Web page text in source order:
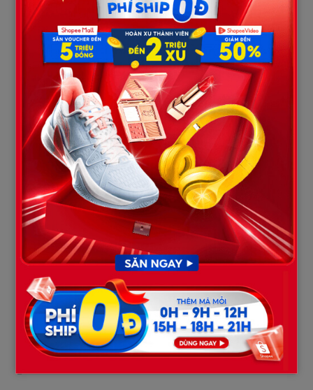
xi:;n tiền đi chợ”. Nhưng Hùng đã nhầm… chỉ 5 phút sau…
Cánh cửa phòng ngủ bật mở. Ngọc bước ra, nhưng không phải
trong bộ đồ bộ sờn cũ hay mái tóc búi vội. Cô diện chiếc váy đỏ
ôm sát – thiết kế tâm đắc nhất thời còn làm nghề mà cô từng
nâng niu cất kỹ trong tủ. Mái tóc được xõa tung, lớp trang điểm
sắc sảo che đi vẻ mệt mỏi, đôi môi đỏ thắm nở nụ cười lạnh lùng.
Tay cô xách vali, tay kia dắt đứa con gái nhỏ đã tỉnh giấc.
Hùng chưa kịp há hốc mồm kinh ngạc thì tiếng động cơ gầm rú
vang lên ngay trước cổng. Ánh đèn pha từ dàn xe sang rọi thẳng
vào nhà, sáng rực cả một vùng.
“Biến căng” bắt đầu: Sự xuất hiện của những
người lạ mặt
Hùng loạng choạng bước ra sân, định quát tháo ai dám gây mất
trật tự, nhưng bước chân hắn khựng lại. Đứng trước cửa là ba
người đàn ông mặc suit đen lịch lãm, phong thái át cả người. Đi
đầu là một người đàn ông trung niên với gương mặt đầy quyền
lực – ông Lâm, Chủ tịch tập đoàn thời trang lớn nhất thành phố.
“Ngọc, cuối cùng cháu cũng chịu nhấc máy.”– Ông Lâm lên
tiếng, giọng đầy trân trọng.